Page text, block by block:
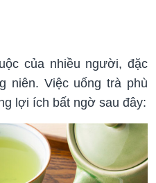
của nhiều người, đặc
niên. Việc uống trà phù
lợi ích bất ngờ sau đây: